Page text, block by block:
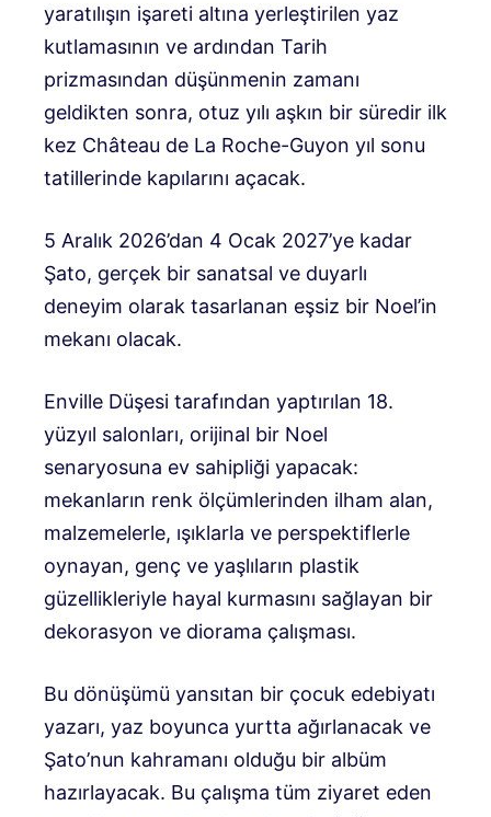
yaratılışın işareti altına yerleştirilen yaz
kutlamasının ve ardından Tarih
prizmasından düşünmenin zamanı
geldikten sonra, otuz yılı aşkın bir süredir ilk
kez Château de La Roche-Guyon yıl sonu
tatillerinde kapılarını açacak.
5 Aralık 2026’dan 4 Ocak 2027’ye kadar
Şato, gerçek bir sanatsal ve duyarlı
deneyim olarak tasarlanan eşsiz bir Noel’in
mekanı olacak.
Enville Düşesi tarafından yaptırılan 18.
yüzyıl salonları, orijinal bir Noel
senaryosuna ev sahipliği yapacak:
mekanların renk ölçümlerinden ilham alan,
malzemelerle, ışıklarla ve perspektiflerle
oynayan, genç ve yaşlıların plastik
güzellikleriyle hayal kurmasını sağlayan bir
dekorasyon ve diorama çalışması.
Bu dönüşümü yansıtan bir çocuk edebiyatı
yazarı, yaz boyunca yurtta ağırlanacak ve
Şato’nun kahramanı olduğu bir albüm
hazırlayacak. Bu çalışma tüm ziyaret eden